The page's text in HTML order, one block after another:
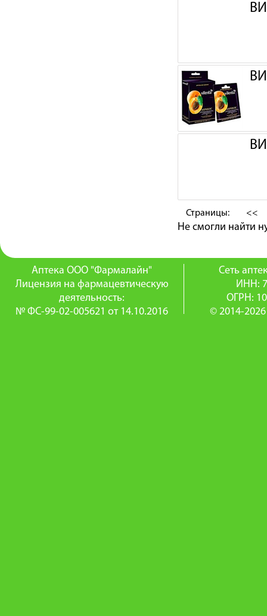
Страницы: <<
Не смогли найти
Аптека ООО "Фармалайн"
Лицензия на фармацевтическую
деятельность:
№ ФС-99-02-005621 от 14.10.2016
Сеть
ИНН:
ОГРН:
© 2014-